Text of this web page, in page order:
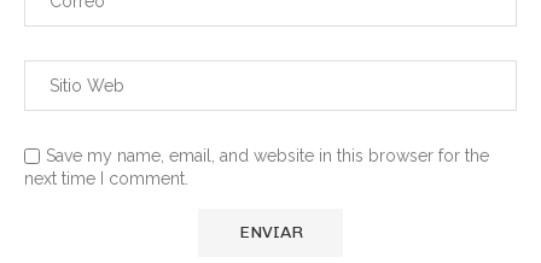
Save my name, email, and website in this browser for the
next time I comment.